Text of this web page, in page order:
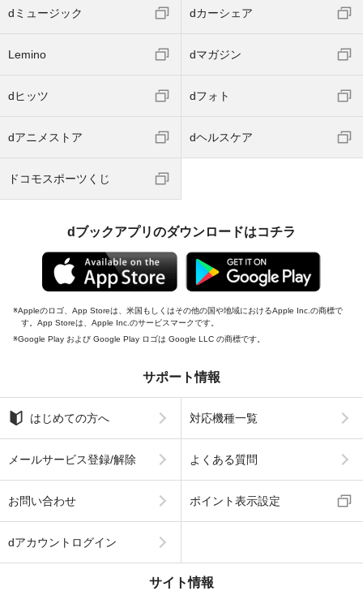
dミュージック dカーシェア
Lemino dマガジン
dヒッツ dフォト
dアニメストア dヘルスケア
ドコモスポーツくじ
dブックアプリのダウンロードはコチラ
Appleのロゴ、App Storeは、米国もしくはその他の国や地域におけるApple Inc.の商標で
す。App Storeは、Apple Inc.のサービスマークです。
Google Play および Google Play ロゴは Google LLC の商標です。
サポート情報
はじめての方へ 対応機種一覧
メールサービス登録/解除 よくある質問
お問い合わせ ポイント表示設定
dアカウントログイン
サイト情報